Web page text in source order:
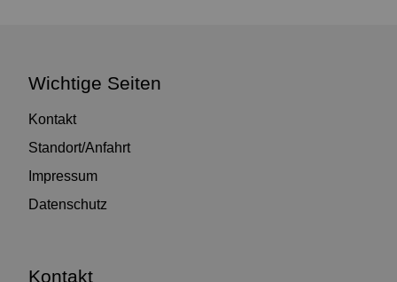
Wichtige Seiten
Kontakt
Standort/Anfahrt
Impressum
Datenschutz
Kontakt